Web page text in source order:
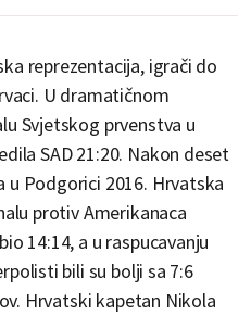
reprezentacija, igrači do
U dramatičnom
Svjetskog prvenstva u
SAD 21:20. Nakon deset
u Podgorici 2016. Hrvatska
protiv Amerikanaca
14:14, a u raspucavanju
bili su bolji sa 7:6
Hrvatski kapetan Nikola